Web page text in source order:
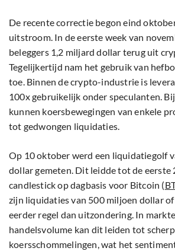
De recente correctie begon eind
uitstroom. In de eerste week van
beleggers 1,2 miljard dollar terug uit
Tegelijkertijd nam het gebruik van
toe. Binnen de crypto-industrie is
100x gebruikelijk onder speculanten.
kunnen koersbewegingen van enkele
tot gedwongen liquidaties.
Op 10 oktober werd een liquidatiegolf
dollar gemeten. Dit leidde tot de eerste
candlestick op dagbasis voor Bitcoin (
zijn liquidaties van 500 miljoen dollar of
eerder regel dan uitzondering. In
handelsvolume kan dit leiden tot
koersschommelingen, wat het